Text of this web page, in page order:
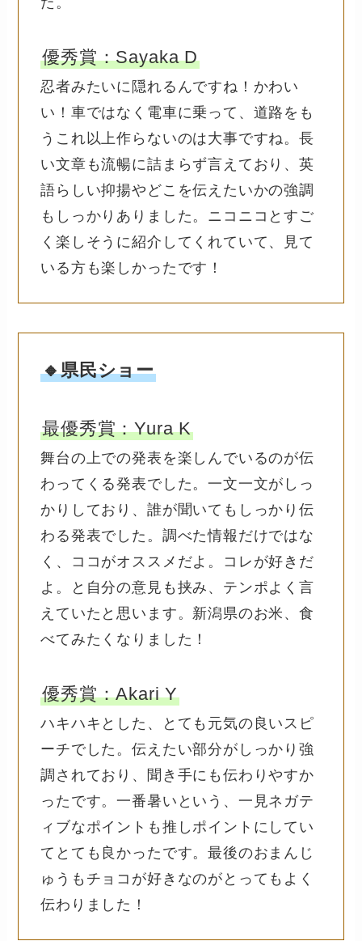
優秀賞：Sayaka D
忍者みたいに隠れるんですね！かわい
い！車ではなく電車に乗って、道路をも
うこれ以上作らないのは大事ですね。長
い文章も流暢に詰まらず言えており、英
語らしい抑揚やどこを伝えたいかの強調
もしっかりありました。ニコニコとすご
く楽しそうに紹介してくれていて、見て
いる方も楽しかったです！
🔸県民ショー
最優秀賞：Yura K
舞台の上での発表を楽しんでいるのが伝
わってくる発表でした。一文一文がしっ
かりしており、誰が聞いてもしっかり伝
わる発表でした。調べた情報だけではな
く、ココがオススメだよ。コレが好きだ
よ。と自分の意見も挟み、テンポよく言
えていたと思います。新潟県のお米、食
べてみたくなりました！
優秀賞：Akari Y
ハキハキとした、とても元気の良いスピ
ーチでした。伝えたい部分がしっかり強
調されており、聞き手にも伝わりやすか
ったです。一番暑いという、一見ネガテ
ィブなポイントも推しポイントにしてい
てとても良かったです。最後のおまんじ
ゅうもチョコが好きなのがとってもよく
伝わりました！